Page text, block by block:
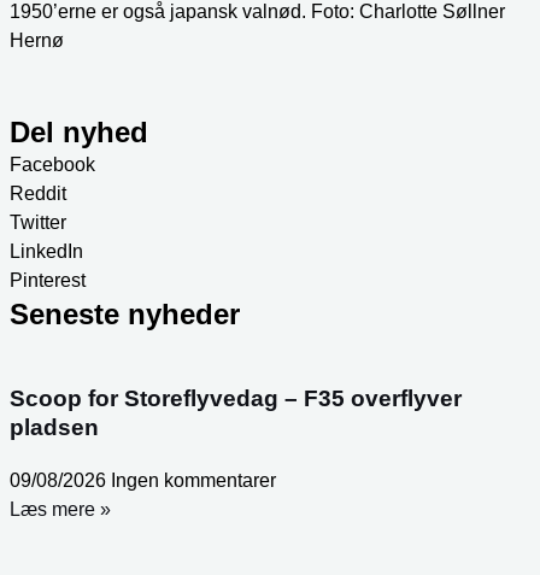
1950’erne er også japansk valnød. Foto: Charlotte Søllner
Hernø
Del nyhed
Facebook
Reddit
Twitter
LinkedIn
Pinterest
Seneste nyheder
Scoop for Storeflyvedag – F35 overflyver
pladsen
09/08/2026 Ingen kommentarer
Læs mere »